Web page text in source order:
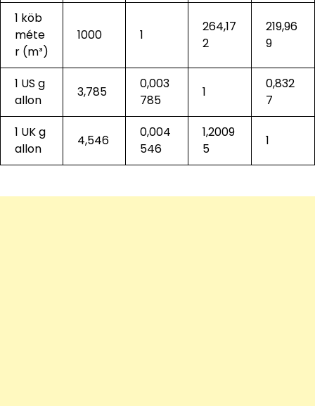
1 köb
méte
r (m³)
1000 1
264,17
2
219,96
9
1 US g
allon
3,785
0,003
785
1
0,832
7
1 UK g
allon
4,546
0,004
546
1,2009
5
1